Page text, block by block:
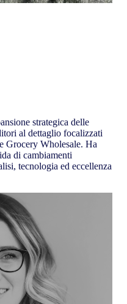
strategica delle
al dettaglio focalizzati
Grocery Wholesale. Ha
di cambiamenti
tecnologia ed eccellenza